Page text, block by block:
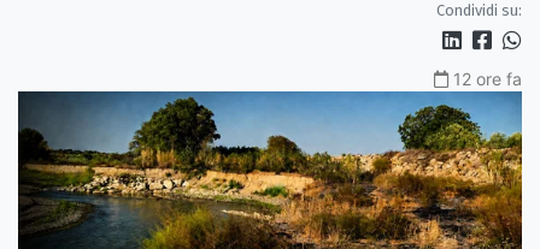
Condividi su:
12 ore fa